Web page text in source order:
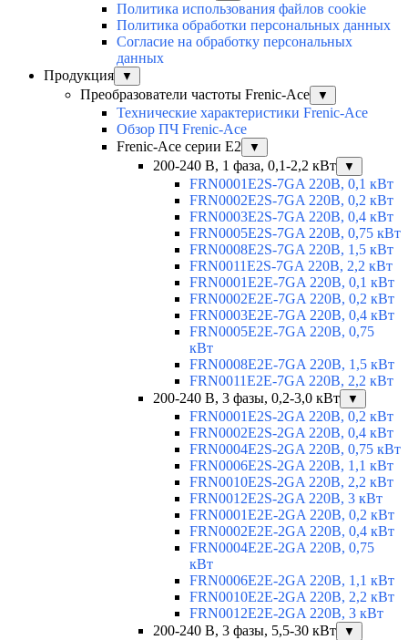
Политика использования файлов cookie
Политика обработки персональных данных
Согласие на обработку персональных
данных
Продукция
▼
Преобразователи частоты Frenic-Ace ▼
Технические характеристики Frenic-Ace
Обзор ПЧ Frenic-Ace
Frenic-Ace серии E2
▼
200-240 В, 1 фаза, 0,1-2,2 кВт ▼
FRN0001E2S-7GA 220В, 0,1 кВт
FRN0002E2S-7GA 220В, 0,2 кВт
FRN0003E2S-7GA 220В, 0,4 кВт
FRN0005E2S-7GA 220В, 0,75 кВт
FRN0008E2S-7GA 220В, 1,5 кВт
FRN0011E2S-7GA 220В, 2,2 кВт
FRN0001E2E-7GA 220В, 0,1 кВт
FRN0002E2E-7GA 220В, 0,2 кВт
FRN0003E2E-7GA 220В, 0,4 кВт
FRN0005E2E-7GA 220В, 0,75
кВт
FRN0008E2E-7GA 220В, 1,5 кВт
FRN0011E2E-7GA 220В, 2,2 кВт
200-240 В, 3 фазы, 0,2-3,0 кВт
▼
FRN0001E2S-2GA 220В, 0,2 кВт
FRN0002E2S-2GA 220В, 0,4 кВт
FRN0004E2S-2GA 220В, 0,75 кВт
FRN0006E2S-2GA 220В, 1,1 кВт
FRN0010E2S-2GA 220В, 2,2 кВт
FRN0012E2S-2GA 220В, 3 кВт
FRN0001E2E-2GA 220В, 0,2 кВт
FRN0002E2E-2GA 220В, 0,4 кВт
FRN0004E2E-2GA 220В, 0,75
кВт
FRN0006E2E-2GA 220В, 1,1 кВт
FRN0010E2E-2GA 220В, 2,2 кВт
FRN0012E2E-2GA 220В, 3 кВт
200-240 В, 3 фазы, 5,5-30 кВт
▼